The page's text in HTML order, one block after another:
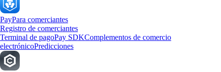
PayPara comerciantes
Registro de comerciantes
Terminal de pagoPay SDKComplementos de comercio
electrónicoPredicciones